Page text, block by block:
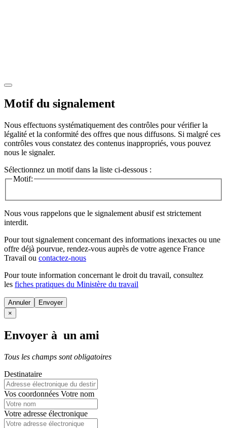
Motif du signalement
Nous effectuons systématiquement des contrôles pour vérifier la
légalité et la conformité des offres que nous diffusons. Si malgré ces
contrôles vous constatez des contenus inappropriés, vous pouvez
nous le signaler.
Sélectionnez un motif dans la liste ci-dessous :
Motif:
Nous vous rappelons que le signalement abusif est strictement
interdit.
Pour tout signalement concernant des informations inexactes ou une
offre déjà pourvue, rendez-vous auprès de votre agence France
Travail ou contactez-nous
Pour toute information concernant le droit du travail, consultez
les fiches pratiques du Ministère du travail
Annuler
×
Envoyer à un ami
Tous les champs sont obligatoires
Destinataire
Vos coordonnées Votre nom
Votre adresse électronique